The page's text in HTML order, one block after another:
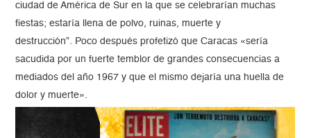
ciudad de América de Sur en la que se celebrarían muchas
fiestas; estaría llena de polvo, ruinas, muerte y
destrucción”. Poco después profetizó que Caracas «sería
sacudida por un fuerte temblor de grandes consecuencias a
mediados del año 1967 y que el mismo dejaría una huella de
dolor y muerte».